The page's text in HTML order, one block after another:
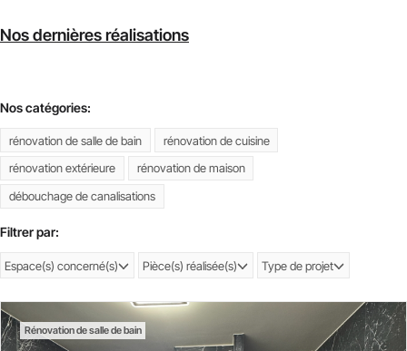
Nos dernières réalisations
Nos catégories:
rénovation de salle de bain
rénovation de cuisine
rénovation extérieure
rénovation de maison
débouchage de canalisations
Filtrer par:
Espace(s) concerné(s) Pièce(s) réalisée(s) Type de projet
Rénovation de salle de bain